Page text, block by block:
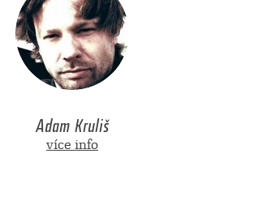
Adam Kruliš
více info